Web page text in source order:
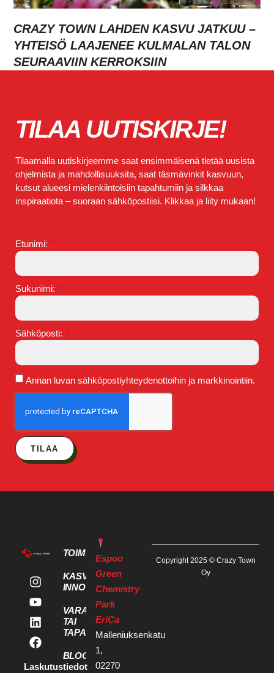
CRAZY TOWN LAHDEN KASVU JATKUU –
YHTEISÖ LAAJENEE KULMALAN TALON
SEURAAVIIN KERROKSIIN
TILAA UUTISKIRJE!
Tilaamalla uutiskirjeemme saat ensimmäisenä tietää uusista
ohjelmista ja mahdollisuuksita, saat täsmävinkit kasvuun,
kutsut alueesi mielenkiintoisiin tapahtumiin ja silkkaa
inspiraatiota – suoraan sähköpostiisi. Klikkaa ja liity mukaan!
Etunimi:
Sukunimi:
Sähköposti:
Annan luvan sähköpostiyhteydenottoihin ja markkinointiin.
TILAA
Laskutustiedot
TOIMITILAT
KASVU- JA
INNOVAATIOPALVELUT
VARAA KOKOUS
TAI
TAPAHTUMATILA
BLOGI
Espoo
Green
Chemistry
Park
EriCa
Malleniuksenkatu
1,
02270
Copyright 2025 © Crazy Town
Oy